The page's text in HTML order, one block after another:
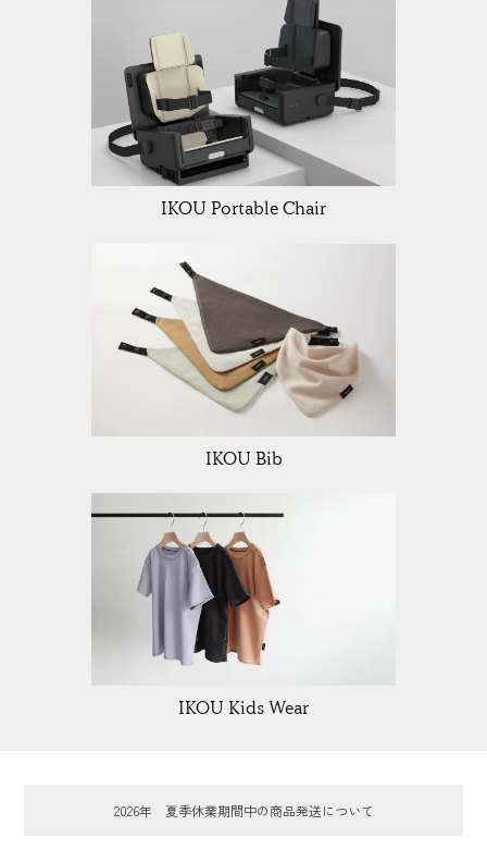
IKOU Portable Chair
IKOU Bib
IKOU Kids Wear
2026年 夏季休業期間中の商品発送について